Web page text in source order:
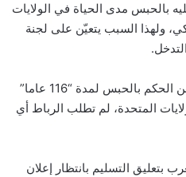
بالحبس مدى الحياة في الولايات
ولهذا السبب يتعيّن على لجنة
و بحسب المحامي، فإنه بالرغم من الحكم بالحبس لمدة “116 عاما”
المتحدة، لم تطلب الرباط أي
بتعليق التسليم بانتظار إعلان